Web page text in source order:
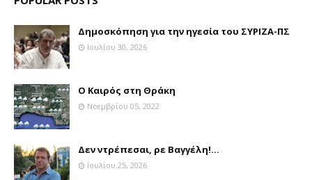
Δημοσκόπηση για την ηγεσία του ΣΥΡΙΖΑ-ΠΣ
Ιουλίου 30, 2026
Ο Καιρός στη Θράκη
Νοεμβρίου 05, 2022
Δεν ντρέπεσαι, ρε Βαγγέλη!...
Ιουλίου 25, 2026